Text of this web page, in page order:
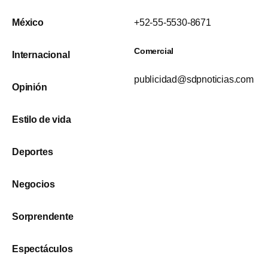
México
Internacional
Opinión
Estilo de vida
Deportes
Negocios
Sorprendente
Espectáculos
+52-55-5530-8671
Comercial
publicidad@sdpnoticias.com